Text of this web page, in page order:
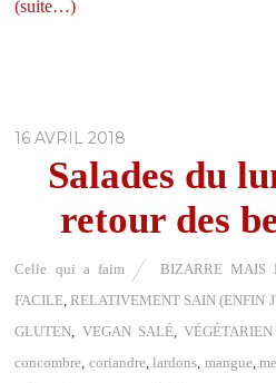
(suite…)
16 AVRIL 2018
Salades du
retour des
Celle qui a faim BIZARRE MAIS
FACILE ,RELATIVEMENT SAIN (ENFIN
GLUTEN
VEGAN SALÉ, VÉGÉTARIEN
concombre coriandre ,lardons mangue